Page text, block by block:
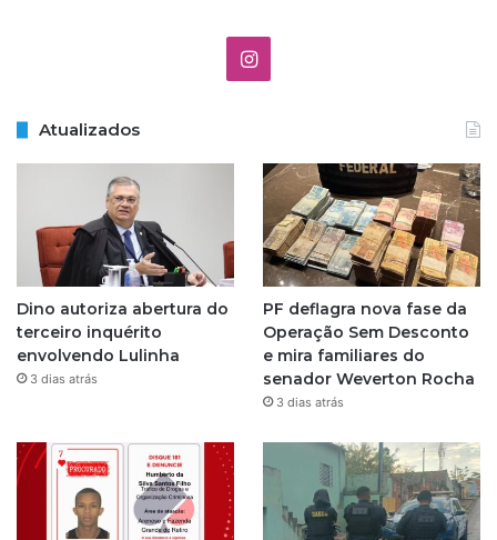
I
t
a
g
r
a
m
Atualizados
Dino autoriza abertura do
terceiro inquérito
envolvendo Lulinha
3 dias atrás
PF deflagra nova fase da
Operação Sem Desconto
e mira familiares do
senador Weverton Rocha
3 dias atrás